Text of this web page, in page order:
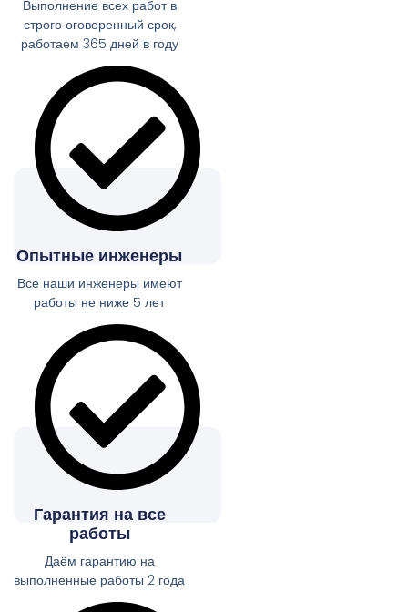
Выполнение всех работ в
строго оговоренный срок,
работаем 365 дней в году
Опытные инженеры
Все наши инженеры имеют
работы не ниже 5 лет
Гарантия на все
работы
Даём гарантию на
выполненные работы 2 года